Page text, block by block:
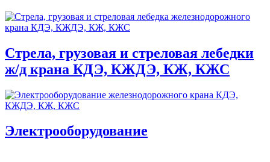
Стрела, грузовая и стреловая лебедки
ж/д крана КДЭ, КЖДЭ, КЖ, КЖС
Электрооборудование